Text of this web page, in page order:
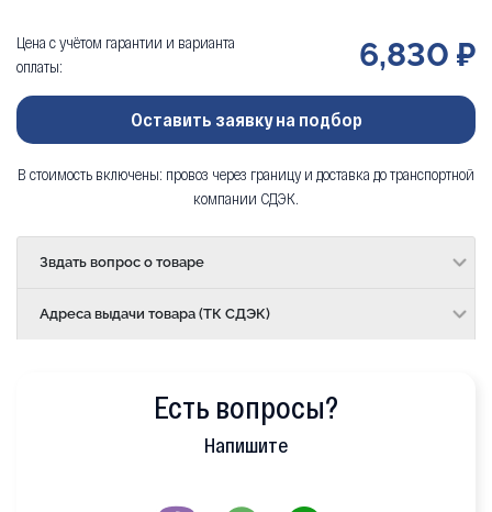
Цена с учётом гарантии и варианта
оплаты:
6,830 ₽
Оставить заявку на подбор
В стоимость включены: провоз через границу и доставка до транспортной
компании СДЭК.
Звдать вопрос о товаре
Адреса выдачи товара (ТК СДЭК)
Есть вопросы?
Напишите